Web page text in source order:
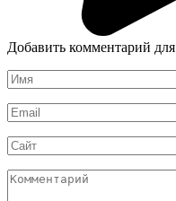
Добавить комментарий для
Имя
*
Email
*
Сайт
Комментарий